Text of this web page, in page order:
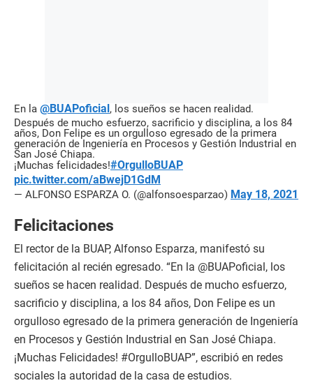
En la @BUAPoficial, los sueños se hacen realidad.
Después de mucho esfuerzo, sacrificio y disciplina, a los 84
años, Don Felipe es un orgulloso egresado de la primera
generación de Ingeniería en Procesos y Gestión Industrial en
San José Chiapa.
¡Muchas felicidades!#OrgulloBUAP
pic.twitter.com/aBwejD1GdM
— ALFONSO ESPARZA O. (@alfonsoesparzao) May 18, 2021
Felicitaciones
El rector de la BUAP, Alfonso Esparza, manifestó su
felicitación al recién egresado. “En la @BUAPoficial, los
sueños se hacen realidad. Después de mucho esfuerzo,
sacrificio y disciplina, a los 84 años, Don Felipe es un
orgulloso egresado de la primera generación de Ingeniería
en Procesos y Gestión Industrial en San José Chiapa.
¡Muchas Felicidades! #OrgulloBUAP”, escribió en redes
sociales la autoridad de la casa de estudios.